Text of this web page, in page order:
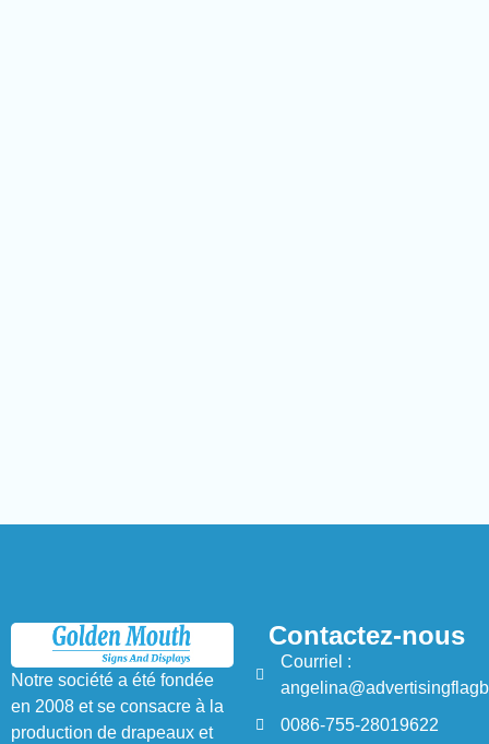
Notre société a été fondée
en 2008 et se consacre à la
production de drapeaux et
Contactez-nous
Courriel :
0086-755-28019622